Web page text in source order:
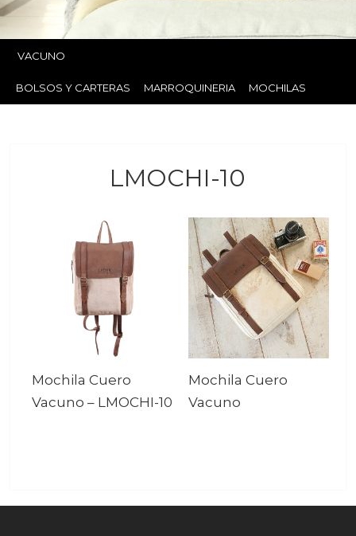
VACUNO
BOLSOS Y CARTERAS MARROQUINERIA MOCHILAS
LMOCHI-10
Mochila Cuero
Vacuno – LMOCHI-10
Mochila Cuero
Vacuno